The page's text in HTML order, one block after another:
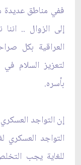
ففي مناطق عديدة
إلى الزوال .. اننا
العراقية بكل
لتعزيز السلام
بأسره.
إن التواجد
التواجد
للغاية يجب